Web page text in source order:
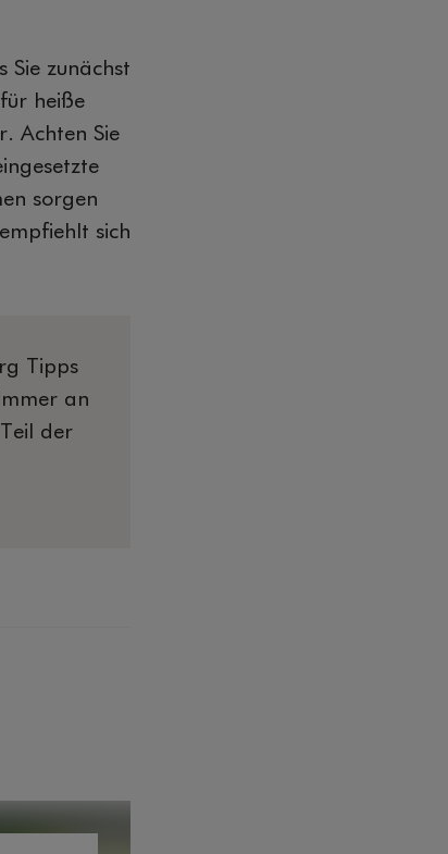
Sie zunächst
heiße
Achten Sie
sorgen
sich
Tipps
an
der